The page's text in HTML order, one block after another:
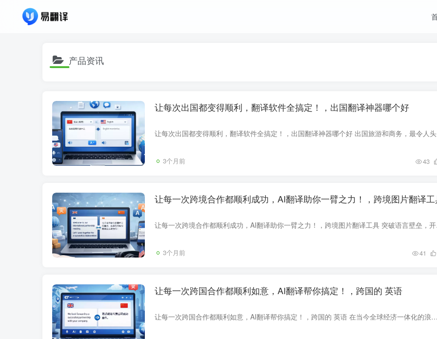
产品资讯
让每次出国都变得顺利，翻译软件全搞定！，出国翻译神器哪个好
3个月前 43
让每一次跨境合作都顺利成功，AI翻译助你一臂之力！，跨境图片翻译
让每一次跨境合
3个月前 41
让每一次跨国合作都顺利如意，AI翻译帮你搞定！，跨国的 英语
让每一次跨国合作都顺利如意，AI翻译帮你搞定！，跨国的 英语 在当今全球经济一体化的浪潮中，企业跨国合作成为加速发展的必由之路。语言障碍常常成为企业迈向国际市场的最大阻碍。不管是合同签...